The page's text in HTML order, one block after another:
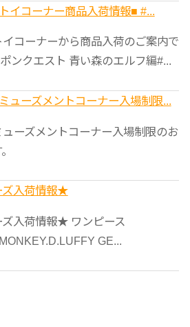
イコーナー商品入荷情報■ #...
イコーナーから商品入荷のご案内で
ンクエスト 青い森のエルフ編#...
ューズメントコーナー入場制限...
ーズメントコーナー入場制限のお
入荷情報★
入荷情報★ ワンピース
GE...